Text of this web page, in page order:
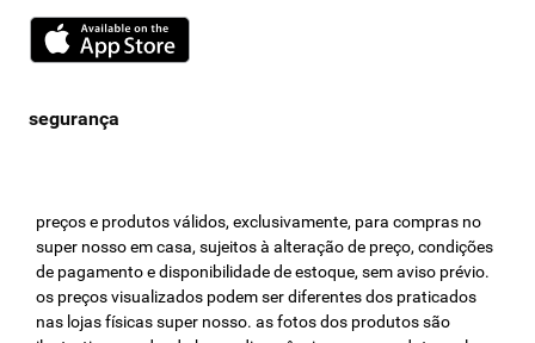
preços e produtos válidos, exclusivamente, para compras no
super nosso em casa, sujeitos à alteração de preço, condições
de pagamento e disponibilidade de estoque, sem aviso prévio.
os preços visualizados podem ser diferentes dos praticados
nas lojas físicas super nosso. as fotos dos produtos são